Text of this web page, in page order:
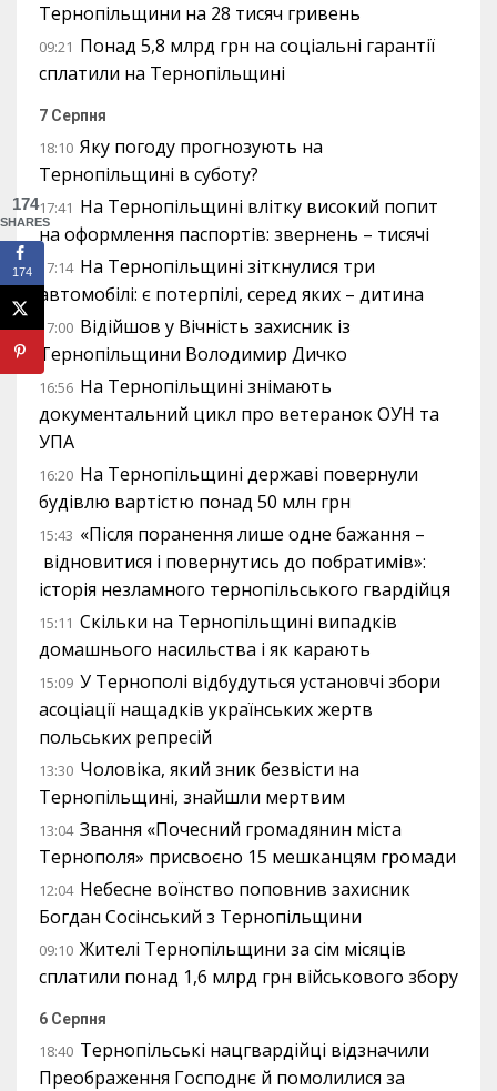
Тернопільщини на 28 тисяч гривень
09:21 Понад 5,8 млрд грн на соціальні гарантії
сплатили на Тернопільщині
7 Серпня
18:10 Яку погоду прогнозують на
Тернопільщині в суботу?
17:41 На Тернопільщині влітку високий попит
на оформлення паспортів: звернень – тисячі
17:14 На Тернопільщині зіткнулися три
автомобілі: є потерпілі, серед яких – дитина
17:00 Відійшов у Вічність захисник із
Тернопільщини Володимир Дичко
16:56 На Тернопільщині знімають
документальний цикл про ветеранок ОУН та
УПА
16:20 На Тернопільщині державі повернули
будівлю вартістю понад 50 млн грн
15:43 «Після поранення лише одне бажання –
відновитися і повернутись до побратимів»:
історія незламного тернопільського гвардійця
15:11 Скільки на Тернопільщині випадків
домашнього насильства і як карають
15:09 У Тернополі відбудуться установчі збори
асоціації нащадків українських жертв
польських репресій
13:30 Чоловіка, який зник безвісти на
Тернопільщині, знайшли мертвим
13:04 Звання «Почесний громадянин міста
Тернополя» присвоєно 15 мешканцям громади
12:04 Небесне воїнство поповнив захисник
Богдан Сосінський з Тернопільщини
09:10 Жителі Тернопільщини за сім місяців
сплатили понад 1,6 млрд грн військового збору
6 Серпня
18:40 Тернопільські нацгвардійці відзначили
Преображення Господнє й помолилися за
174
SHARES
174